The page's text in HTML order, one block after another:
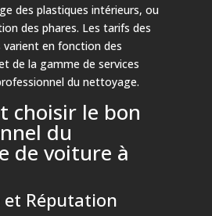
des plastiques intérieurs, ou
des phares. Les tarifs des
en fonction des
de la gamme de services
du nettoyage.
choisir le bon
du
de voiture à
et Réputation